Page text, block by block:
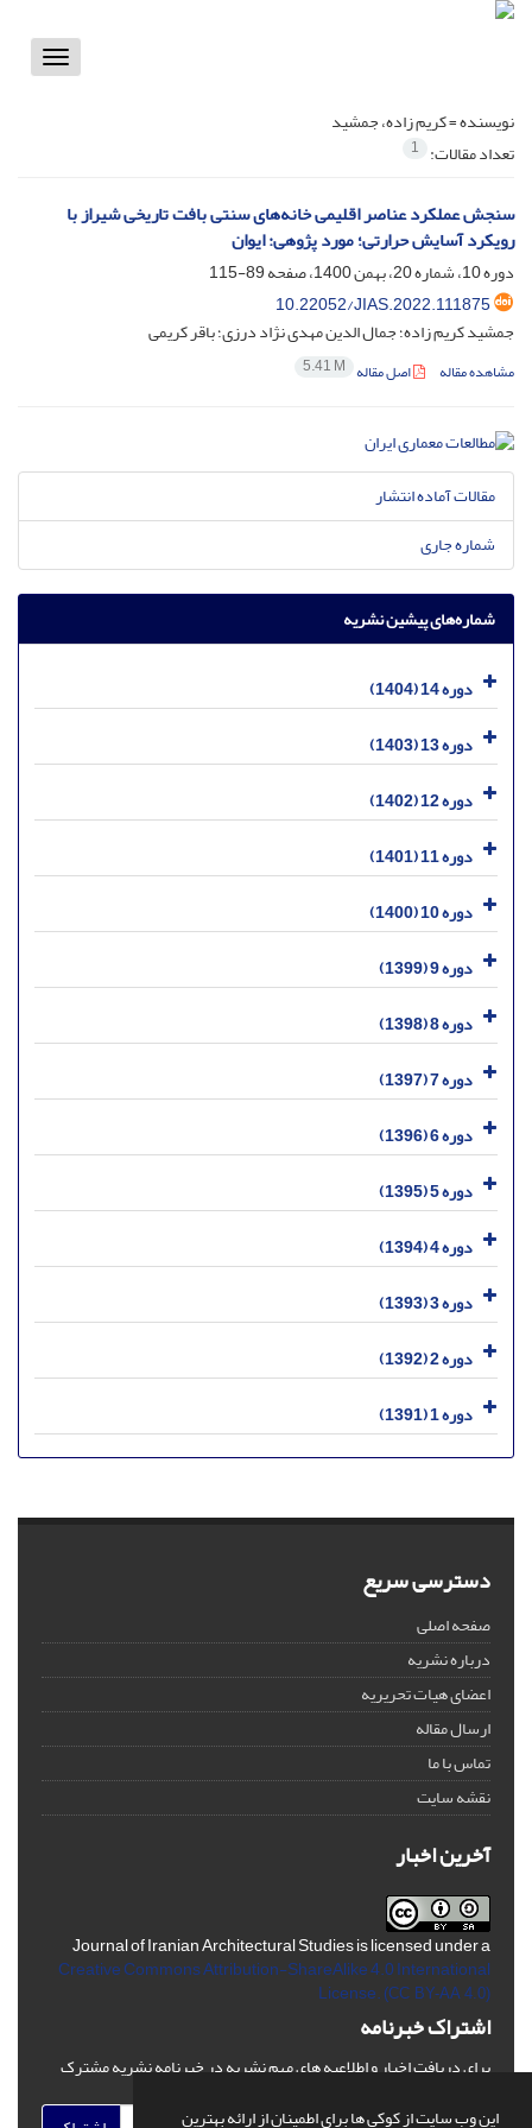
این وب سایت از کوکی ها برای اطمینان از ارائه بهترین
Toggle
نویسنده =کریم زاده، جمشید
تعداد مقالات: 1
سنجش عملکرد عناصر اقلیمی خانه‌های سنتی بافت تاریخی شیراز با
رویکرد آسایش حرارتی؛ مورد پژوهی: ایوان
دوره 10، شماره 20، بهمن 1400، صفحه
89-115
10.22052/JIAS.2022.111875
جمشید کریم زاده؛ جمال الدین مهدی نژاد درزی؛ باقر کریمی
مشاهده مقاله اصل مقاله 5.41 M
مقالات آماده انتشار
شماره جاری
شماره‌های پیشین نشریه
دوره 14 (1404)
دوره 13 (1403)
دوره 12 (1402)
دوره 11 (1401)
دوره 10 (1400)
دوره 9 (1399)
دوره 8 (1398)
دوره 7 (1397)
دوره 6 (1396)
دوره 5 (1395)
دوره 4 (1394)
دوره 3 (1393)
دوره 2 (1392)
دوره 1 (1391)
دسترسی سریع
صفحه اصلی
درباره نشریه
اعضای هیات تحریریه
ارسال مقاله
تماس با ما
نقشه سایت
آخرین اخبار
Journal of Iranian Architectural Studies is licensed under a
Creative Commons Attribution-ShareAlike 4.0 International
License. (CC BY-AA 4.0)
اشتراک خبرنامه
برای دریافت اخبار و اطلاعیه های مهم نشریه در خبرنامه نشریه مشترک